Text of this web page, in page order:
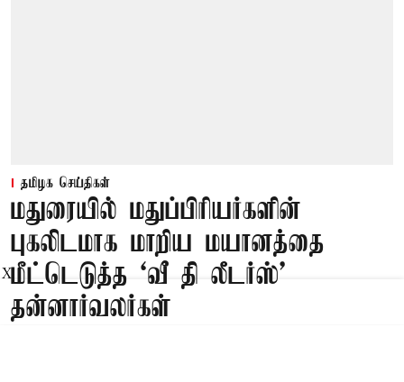
தமிழக செய்திகள்
மதுரையில் மதுப்பிரியர்களின்
புகலிடமாக மாறிய மயானத்தை
மீட்டெடுத்த ‘வீ தி லீடர்ஸ்’
தன்னார்வலர்கள்
X